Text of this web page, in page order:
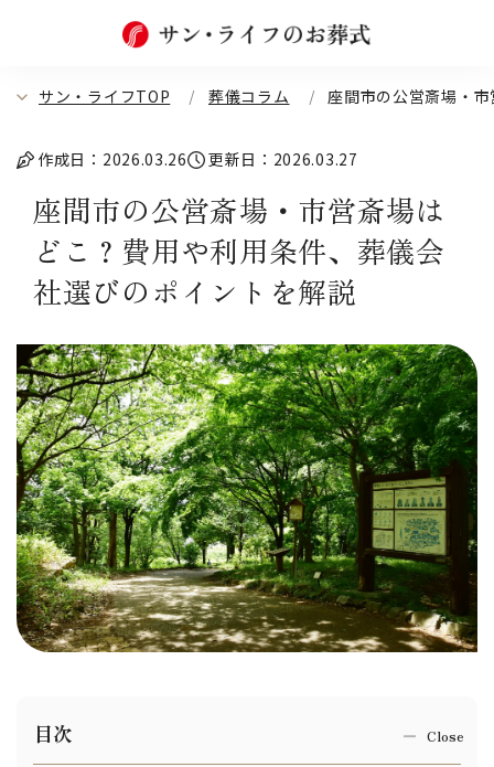
サン・ライフTOP 葬儀コラム 座間市の公営斎場・
作成日：2026.03.26 更新日：2026.03.27
座間市の公営斎場・市営斎場は
どこ？費用や利用条件、葬儀会
社選びのポイントを解説
目次